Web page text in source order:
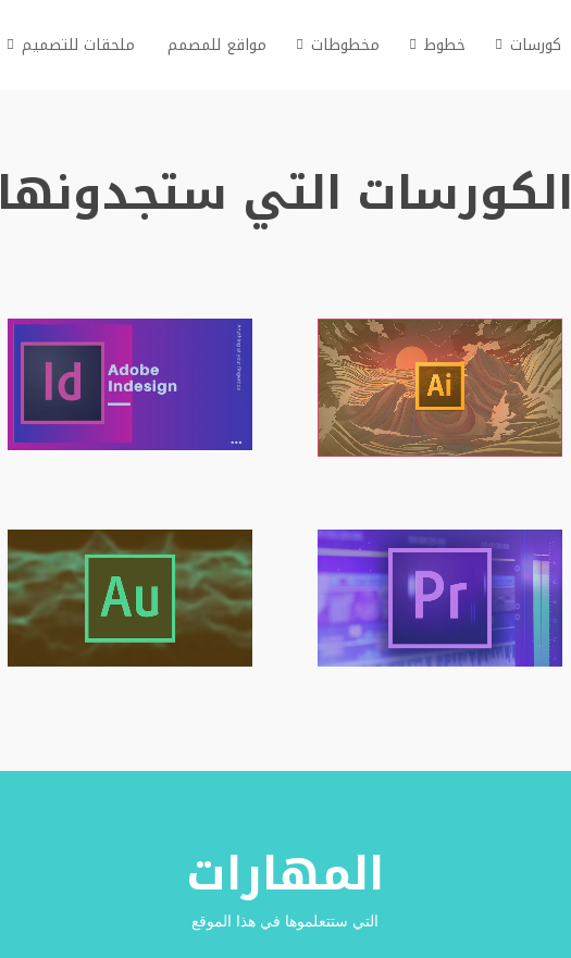
كورسات خطوط مخطوطات مواقع للمصمم ملحقات للتصميم
الكورسات التي ستجدونها
المهارات
التي ستتعلموها في هذا الموقع